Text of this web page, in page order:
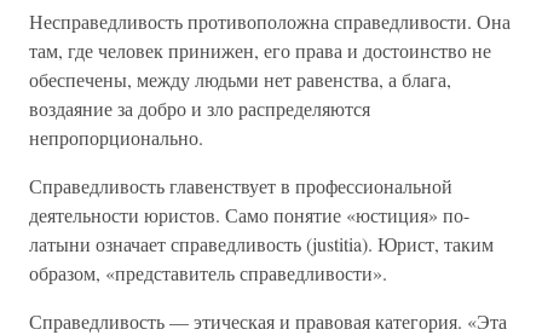
Несправедливость противоположна справедливости. Она
там, где человек принижен, его права и достоинство не
обеспечены, между людьми нет равенства, а блага,
воздаяние за добро и зло распределяются
непропорционально.
Справедливость главенствует в профессиональной
деятельности юристов. Само понятие «юстиция» по-
латыни означает справедливость (justitia). Юрист, таким
образом, «представитель справедливости».
Справедливость — этическая и правовая категория. «Эта